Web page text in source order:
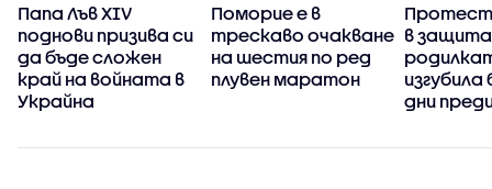
Папа Лъв XIV
поднови призива си
да бъде сложен
край на войната в
Украйна
Поморие е в
трескаво очакване
на шестия по ред
плувен маратон
Протест
в
дни